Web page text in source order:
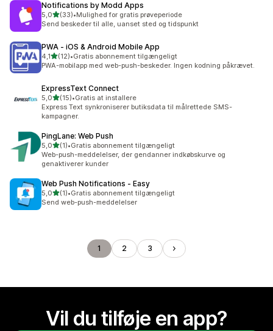
Notifications by Modd Apps
5,0ud af 5 stjerner
(33)
33 anmeldelser i alt
•Mulighed for gratis prøveperiode
Send beskeder til alle, uanset sted og tidspunkt
PWA ‑ iOS & Android Mobile App
4,1ud af 5 stjerner
(12)
12 anmeldelser i alt
•Gratis abonnement tilgængeligt
PWA-mobilapp med web-push-beskeder. Ingen kodning påkrævet.
ExpressText Connect
5,0ud af 5 stjerner
(15)
15 anmeldelser i alt
•Gratis at installere
Express Text synkroniserer butiksdata til målrettede SMS-
kampagner.
PingLane: Web Push
5,0ud af 5 stjerner
(1)
1 anmeldelser i alt
•Gratis abonnement tilgængeligt
Web-push-meddelelser, der gendanner indkøbskurve og
genaktiverer kunder
Web Push Notifications ‑ Easy
5,0ud af 5 stjerner
(1)
1 anmeldelser i alt
•Gratis abonnement tilgængeligt
Send web-push-meddelelser
1 2 3
Vil du tilføje en app?